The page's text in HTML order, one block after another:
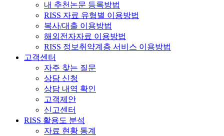
내 추천논문 등록방법
RISS 자료 유형별 이용방법
복사/대출 이용방법
해외전자자료 이용방법
RISS 정보취약계층 서비스 이용방법
고객센터
자주 찾는 질문
상담 신청
상담 내역 확인
고객제안
신고센터
RISS 활용도 분석
자료 현황 통계